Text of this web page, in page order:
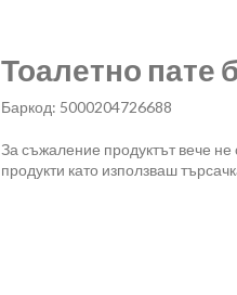
Тоалетно пате
Баркод: 5000204726688
За съжаление продуктът вече
продукти като използваш